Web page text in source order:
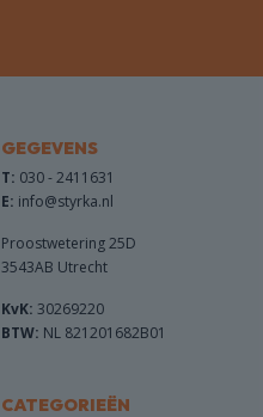
GEGEVENS
T: 030 - 2411631
E: info@styrka.nl
Proostwetering 25D
3543AB Utrecht
KvK: 30269220
BTW: NL 821201682B01
CATEGORIEËN